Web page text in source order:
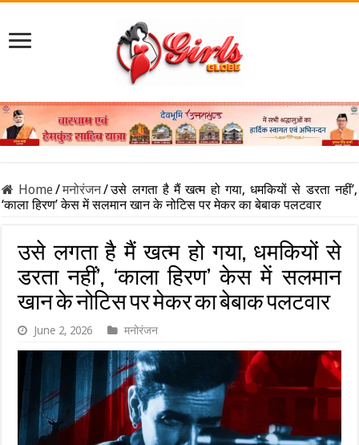
Home/मनोरंजन/उसे लगता है मैं खत्म हो गया, धमकियों से डरता नहीं’,
‘काला हिरण’ केस में सलमान खान के नोटिस पर मेकर का बेबाक पलटवार
उसे लगता है मैं खत्म हो गया, धमकियों से
डरता नहीं’, ‘काला हिरण’ केस में सलमान
खान के नोटिस पर मेकर का बेबाक पलटवार
June 2, 2026 मनोरंजन